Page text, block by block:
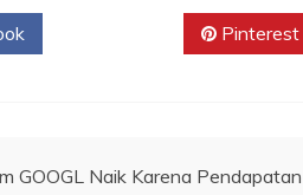
Pinterest
GOOGL Naik Karena Pendapatan